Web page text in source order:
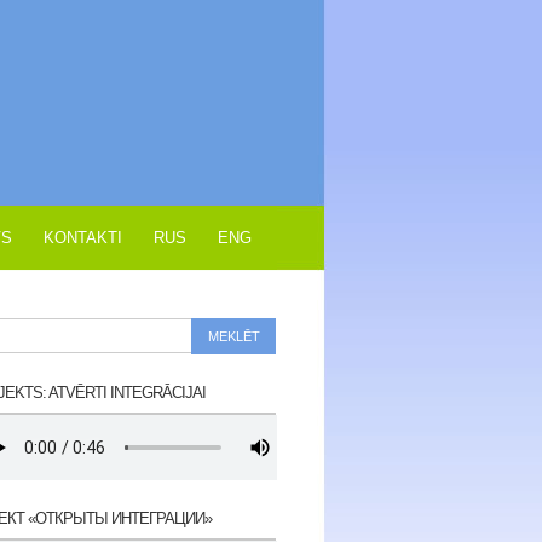
KONTAKTI RUS ENG
ATVĒRTI INTEGRĀCIJAI
«ОТКРЫТЫ ИНТЕГРАЦИИ»